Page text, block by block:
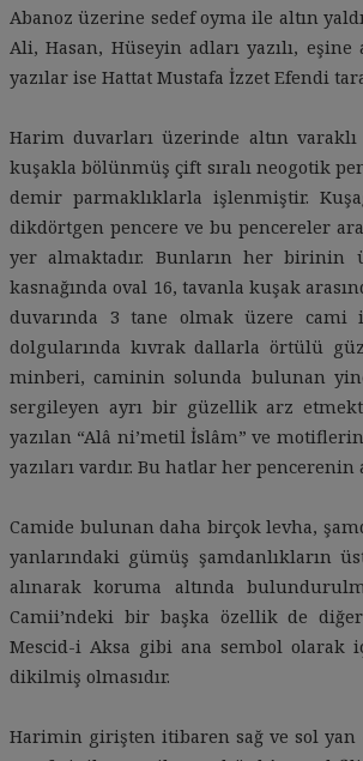
Abanoz üzerine sedef oyma ile altın
Ali, Hasan, Hüseyin adları yazılı,
yazılar ise Hattat Mustafa İzzet Efendi
Harim duvarları üzerinde altın
kuşakla bölünmüş çift sıralı neogotik
demir parmaklıklarla işlenmiştir.
dikdörtgen pencere ve bu pencereler
yer almaktadır. Bunların her
kasnağında oval 16, tavanla kuşak
duvarında 3 tane olmak üzere cami
dolgularında kıvrak dallarla örtülü
minberi, caminin solunda bulunan
sergileyen ayrı bir güzellik arz
yazılan “Alâ ni’metil İslâm” ve
yazıları vardır. Bu hatlar her
Camide bulunan daha birçok levha,
yanlarındaki gümüş şamdanlıkların
alınarak koruma altında
Camii’ndeki bir başka özellik de
Mescid-i Aksa gibi ana sembol
dikilmiş olmasıdır.
Harimin girişten itibaren sağ ve sol